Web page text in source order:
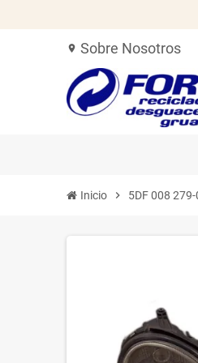
location_on Sobre Nosotros
Inicio chevron_right 5DF 008 279-